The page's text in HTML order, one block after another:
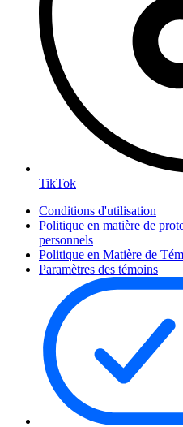
TikTok
Conditions d'utilisation
Politique en matière de
personnels
Politique en Matière de
Paramètres des témoins